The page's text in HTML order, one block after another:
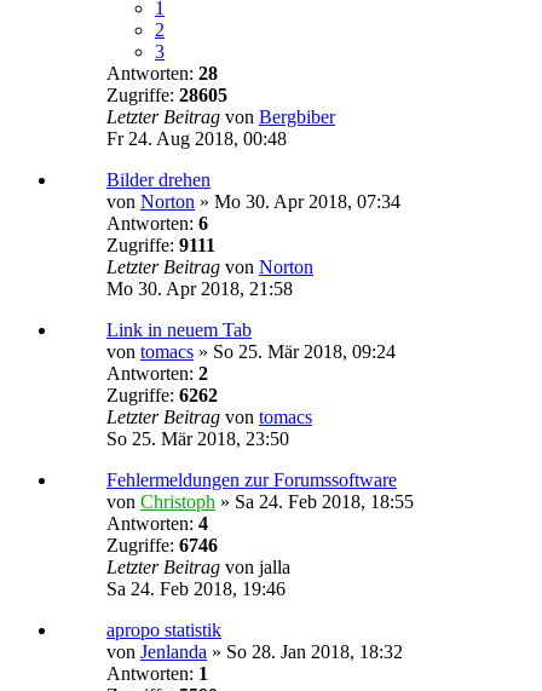
1
2
3
Antworten: 28
Zugriffe: 28605
Letzter Beitrag von Bergbiber
Fr 24. Aug 2018, 00:48
Bilder drehen
von Norton » Mo 30. Apr 2018, 07:34
Antworten: 6
Zugriffe: 9111
Letzter Beitrag von Norton
Mo 30. Apr 2018, 21:58
Link in neuem Tab
von tomacs » So 25. Mär 2018, 09:24
Antworten: 2
Zugriffe: 6262
Letzter Beitrag von tomacs
So 25. Mär 2018, 23:50
Fehlermeldungen zur Forumssoftware
von Christoph » Sa 24. Feb 2018, 18:55
Antworten: 4
Zugriffe: 6746
Letzter Beitrag von jalla
Sa 24. Feb 2018, 19:46
apropo statistik
von Jenlanda » So 28. Jan 2018, 18:32
Antworten: 1